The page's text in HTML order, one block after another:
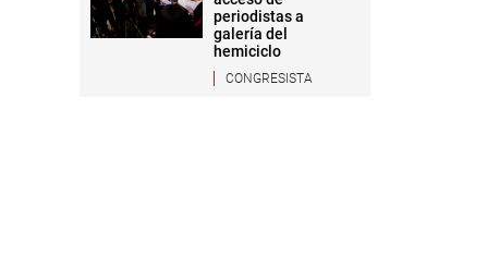
periodistas a
galería del
hemiciclo
CONGRESISTA